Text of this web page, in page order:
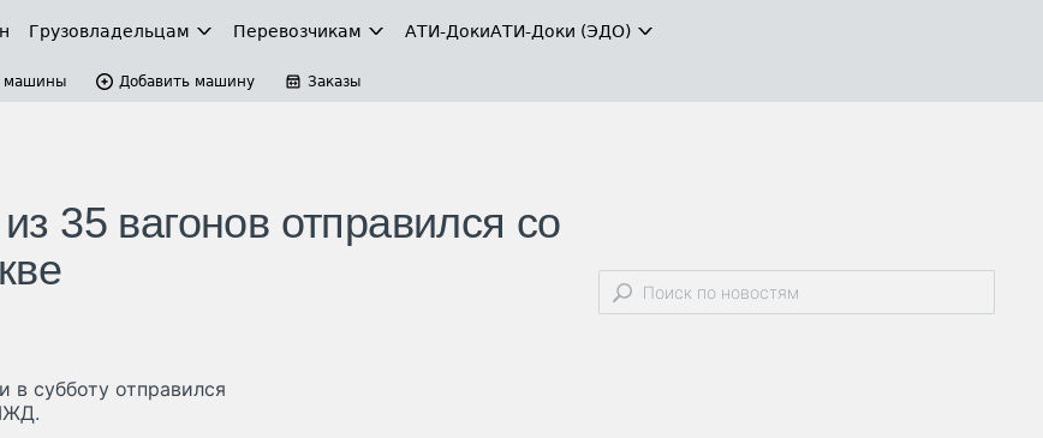
Грузовладельцам Перевозчикам АТИ-ДокиАТИ-Доки (ЭДО)
машины Добавить машину Заказы
35 вагонов отправился со
субботу отправился